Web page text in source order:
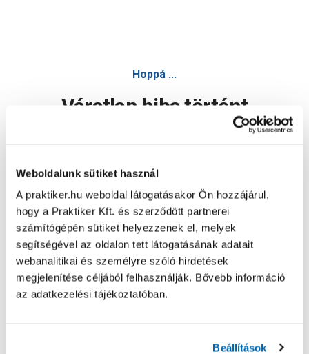
Weboldalunk sütiket használ
A praktiker.hu weboldal látogatásakor Ön hozzájárul,
hogy a Praktiker Kft. és szerződött partnerei
számítógépén sütiket helyezzenek el, melyek
segítségével az oldalon tett látogatásának adatait
webanalitikai és személyre szóló hirdetések
megjelenítése céljából felhasználják. Bővebb információ
az adatkezelési tájékoztatóban.
Beállítások
Hoppá ...
Váratlan hiba történt
Oldal újratöltése